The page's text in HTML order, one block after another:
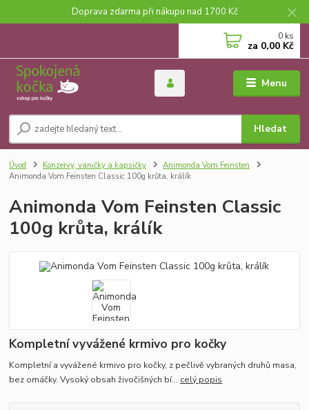
Doprava zdarma při nákupu nad 1700 Kč
Menu
Hledat
0 ks
za 0,00 Kč
Úvod Konzervy, vaničky a kapsičky
Animonda Vom Feinsten
Animonda Vom Feinsten Classic 100g krůta, králík
Animonda Vom Feinsten Classic
100g krůta, králík
Kompletní vyvážené krmivo pro kočky
Kompletní a vyvážené krmivo pro kočky, z pečlivě vybraných druhů masa,
bez omáčky. Vysoký obsah živočišných bí... celý popis